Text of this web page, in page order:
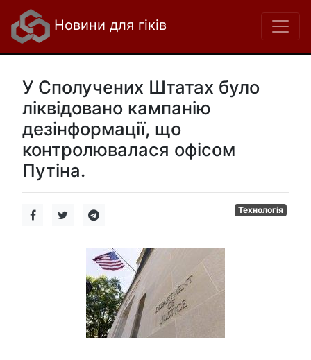
Новини для гіків
У Сполучених Штатах було
ліквідовано кампанію
дезінформації, що
контролювалася офісом
Путіна.
Технологія